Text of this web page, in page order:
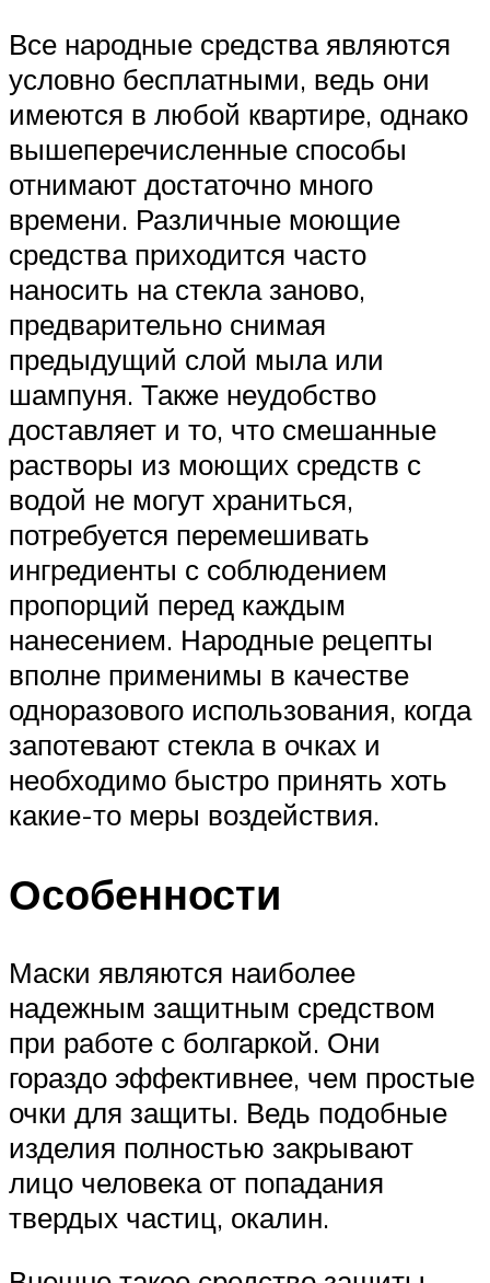
Все народные средства являются
условно бесплатными, ведь они
имеются в любой квартире, однако
вышеперечисленные способы
отнимают достаточно много
времени. Различные моющие
средства приходится часто
наносить на стекла заново,
предварительно снимая
предыдущий слой мыла или
шампуня. Также неудобство
доставляет и то, что смешанные
растворы из моющих средств с
водой не могут храниться,
потребуется перемешивать
ингредиенты с соблюдением
пропорций перед каждым
нанесением. Народные рецепты
вполне применимы в качестве
одноразового использования, когда
запотевают стекла в очках и
необходимо быстро принять хоть
какие-то меры воздействия.
Особенности
Маски являются наиболее
надежным защитным средством
при работе с болгаркой. Они
гораздо эффективнее, чем простые
очки для защиты. Ведь подобные
изделия полностью закрывают
лицо человека от попадания
твердых частиц, окалин.